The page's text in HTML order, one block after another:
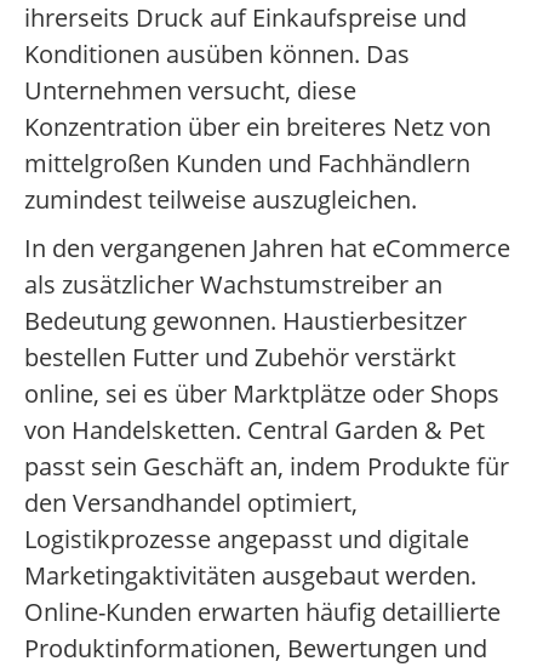
ihrerseits Druck auf Einkaufspreise und
Konditionen ausüben können. Das
Unternehmen versucht, diese
Konzentration über ein breiteres Netz von
mittelgroßen Kunden und Fachhändlern
zumindest teilweise auszugleichen.
In den vergangenen Jahren hat eCommerce
als zusätzlicher Wachstumstreiber an
Bedeutung gewonnen. Haustierbesitzer
bestellen Futter und Zubehör verstärkt
online, sei es über Marktplätze oder Shops
von Handelsketten. Central Garden & Pet
passt sein Geschäft an, indem Produkte für
den Versandhandel optimiert,
Logistikprozesse angepasst und digitale
Marketingaktivitäten ausgebaut werden.
Online-Kunden erwarten häufig detaillierte
Produktinformationen, Bewertungen und